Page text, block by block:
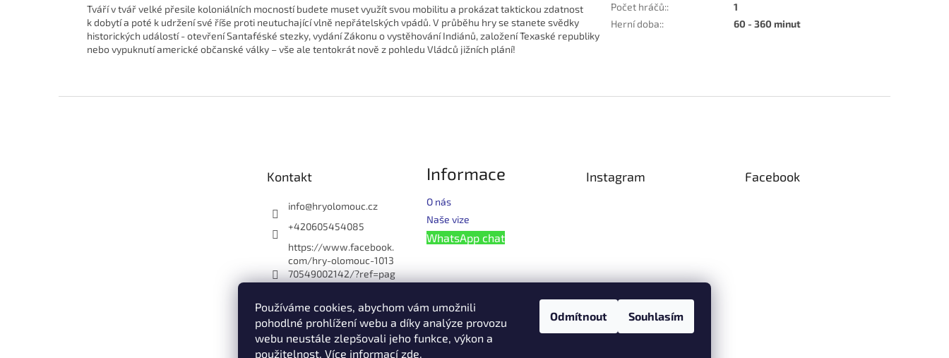
Používáme cookies, abychom vám umožnili
pohodlné prohlížení webu a díky analýze provozu
webu neustále zlepšovali jeho funkce, výkon a
použitelnost. Více informacízde.
Odmítnout Souhlasím
Tváří v tvář velké přesile koloniálních mocností budete muset využít svou mobilitu a prokázat taktickou zdatnost
k dobytí a poté k udržení své říše proti neutuchající vlně nepřátelských vpádů. V průběhu hry se stanete svědky
historických událostí - otevření Santaféské stezky, vydání Zákonu o vystěhování Indiánů, založení Texaské republiky
nebo vypuknutí americké občanské války – vše ale tentokrát nově z pohledu Vládců jižních plání!
Počet hráčů::
1
Herní doba:: 60 - 360 minut
Kontakt
info@hryolomouc.cz
+420605454085
https://www.facebook.
com/hry-olomouc-1013
70549002142/?ref=pag
hryolomouc
Hry Olomouc
+420608621054
Informace
O nás
Naše vize
WhatsApp chat
Instagram Facebook